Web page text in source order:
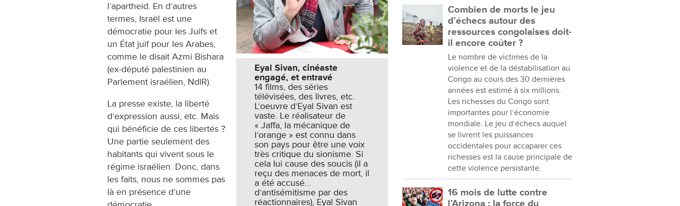
Eyal Sivan, cinéaste
engagé, et entravé
14 films, des séries
télévisées, des livres, etc.
L’oeuvre d’Eyal Sivan est
vaste. Le réalisateur de
« Jaffa, la mécanique de
l’orange » est connu dans
son pays pour être une voix
très critique du sionisme. Si
cela lui cause des soucis (il a
reçu des menaces de mort, il
a été accusé…
d’antisémitisme par des
réactionnaires), Eyal Sivan
l’apartheid. En d’autres
termes, Israël est une
démocratie pour les Juifs et
un État juif pour les Arabes,
comme le disait Azmi Bishara
(ex-député palestinien au
Parlement israélien, NdlR).
La presse existe, la liberté
d’expression aussi, etc. Mais
qui bénéficie de ces libertés ?
Une partie seulement des
habitants qui vivent sous le
régime israélien. Donc, dans
les faits, nous ne sommes pas
là en présence d’une
Combien de morts le jeu
d’échecs autour des
ressources congolaises doit-
il encore coûter ?
Le nombre de victimes de la
violence et de la déstabilisation au
Congo au cours des 30 dernières
années est estimé à six millions.
Les richesses du Congo sont
importantes pour l’économie
mondiale. Le jeu d’échecs auquel
se livrent les puissances
occidentales pour accaparer ces
richesses est la cause principale de
cette violence persistante.
16 mois de lutte contre